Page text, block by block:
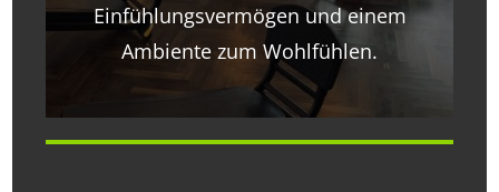
Einfühlungsvermögen und einem
Ambiente zum Wohlfühlen.